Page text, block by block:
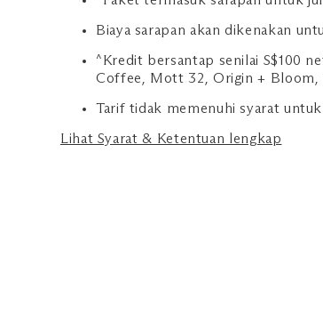
Biaya sarapan akan dikenakan
^Kredit bersantap senilai S$100
Coffee, Mott 32, Origin + Bloom,
Tarif tidak memenuhi syarat
Lihat Syarat & Ketentuan lengkap